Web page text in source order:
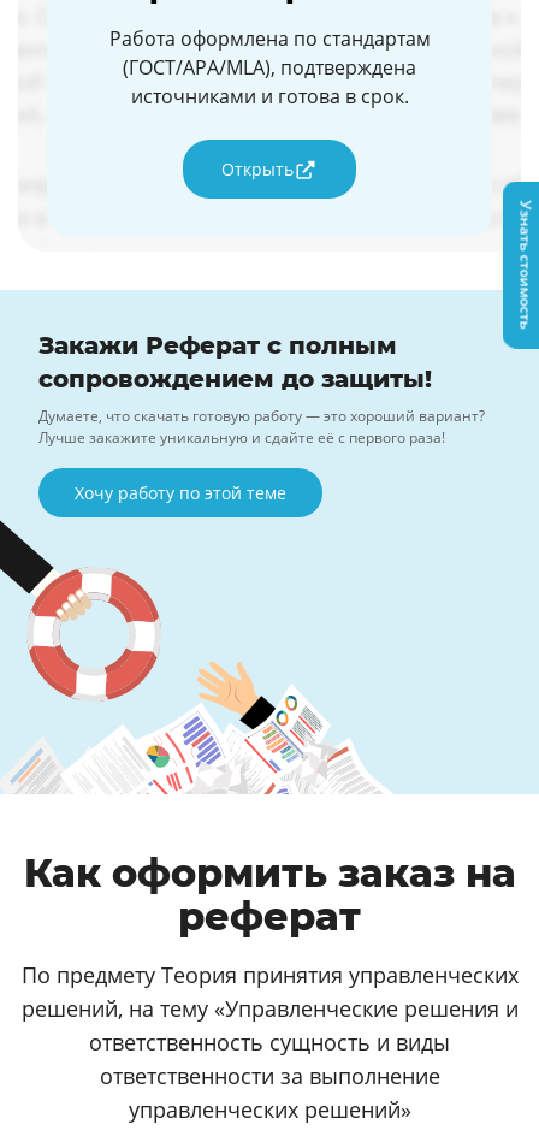
Работа оформлена по стандартам
(ГОСТ/APA/MLA), подтверждена
источниками и готова в срок.
Открыть
Закажи Реферат с полным
сопровождением до защиты!
Думаете, что скачать готовую работу — это хороший вариант?
Лучше закажите уникальную и сдайте её с первого раза!
Хочу работу по этой теме
Как оформить заказ на
реферат
По предмету Теория принятия управленческих
решений, на тему «Управленческие решения и
ответственность сущность и виды
ответственности за выполнение
управленческих решений»
Узнать стоимость